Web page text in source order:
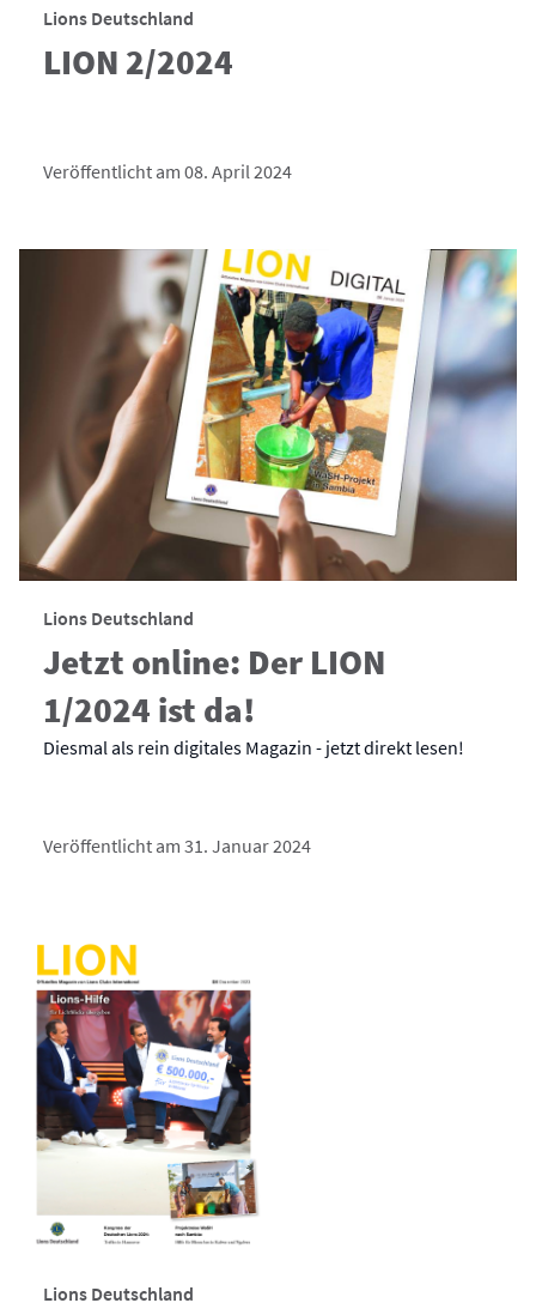
Lions Deutschland
LION 2/2024
Veröffentlicht am 08. April 2024
Lions Deutschland
Jetzt online: Der LION
1/2024 ist da!
Diesmal als rein digitales Magazin - jetzt direkt lesen!
Veröffentlicht am 31. Januar 2024
Lions Deutschland